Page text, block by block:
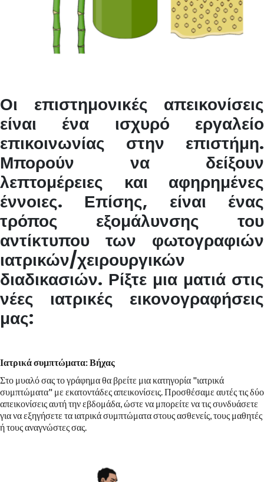
Οι επιστημονικές απεικονίσεις
είναι ένα ισχυρό εργαλείο
επικοινωνίας στην επιστήμη.
Μπορούν να δείξουν
λεπτομέρειες και αφηρημένες
έννοιες. Επίσης, είναι ένας
τρόπος εξομάλυνσης του
αντίκτυπου των φωτογραφιών
ιατρικών/χειρουργικών
διαδικασιών. Ρίξτε μια ματιά στις
νέες ιατρικές εικονογραφήσεις
μας:
Ιατρικά συμπτώματα: Βήχας
Στο μυαλό σας το γράφημα θα βρείτε μια κατηγορία "ιατρικά
συμπτώματα" με εκατοντάδες απεικονίσεις. Προσθέσαμε αυτές τις δύο
απεικονίσεις αυτή την εβδομάδα, ώστε να μπορείτε να τις συνδυάσετε
για να εξηγήσετε τα ιατρικά συμπτώματα στους ασθενείς, τους μαθητές
ή τους αναγνώστες σας.